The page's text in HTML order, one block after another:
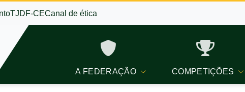
TJDF-CECanal de ética
A FEDERAÇÃO COMPETIÇÕES